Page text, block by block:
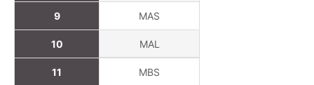
9
10
MAS
MAL
11 MBS